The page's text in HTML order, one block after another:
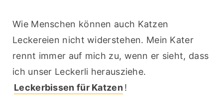
Wie Menschen können auch Katzen
Leckereien nicht widerstehen. Mein Kater
rennt immer auf mich zu, wenn er sieht, dass
Leckerbissen für Katzen !